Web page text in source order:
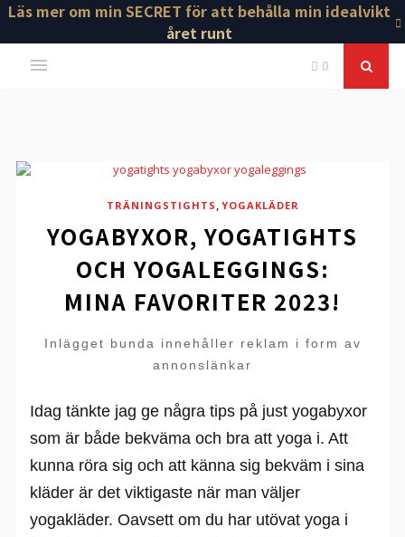
Läs mer om min SECRET för att behålla min idealvikt
året runt
0
TRÄNINGSTIGHTS , YOGAKLÄDER
YOGABYXOR, YOGATIGHTS
OCH YOGALEGGINGS:
MINA FAVORITER 2023!
Inlägget bunda innehåller reklam i form av
annonslänkar
Idag tänkte jag ge några tips på just yogabyxor
som är både bekväma och bra att yoga i. Att
kunna röra sig och att känna sig bekväm i sina
kläder är det viktigaste när man väljer
yogakläder. Oavsett om du har utövat yoga i